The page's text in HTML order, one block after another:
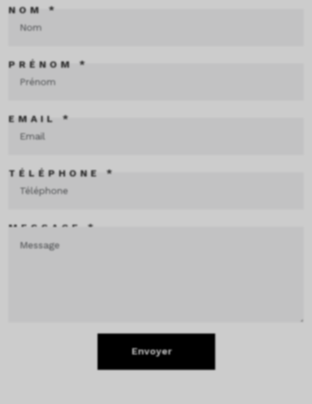
NOM *
PRÉNOM *
EMAIL *
TÉLÉPHONE *
MESSAGE *
Envoyer